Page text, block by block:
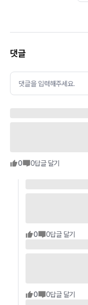
댓글
댓글을 입력해주세요.
0 0답글 달기
0 0답글 달기
0 0답글 달기